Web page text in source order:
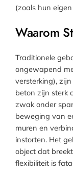
(zoals hun
Waarom
Traditionele
ongewapend
versterking),
beton zijn sterk
zwak onder
beweging van
muren en
instorten. Het
object dat
flexibiliteit is